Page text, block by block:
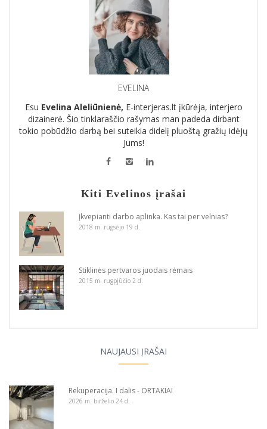
NAUJAUSI ĮRAŠAI
Rekuperacija. I dalis - ORTAKIAI
2026 m. birželio 24 d.
EVELINA
Esu Evelina Aleliūnienė, E-interjeras.lt įkūrėja, interjero
dizainerė. Šio tinklaraščio rašymas man padeda dirbant
tokio pobūdžio darbą bei suteikia didelį pluoštą gražių idėjų
Jums!
Kiti Evelinos įrašai
Įkvepianti darbo aplinka. Kas tai per velnias?
2018 m. rugsėjo 19 d.
Stiklinės pertvaros juodais rėmais
2015 m. rugpjūčio 2 d.